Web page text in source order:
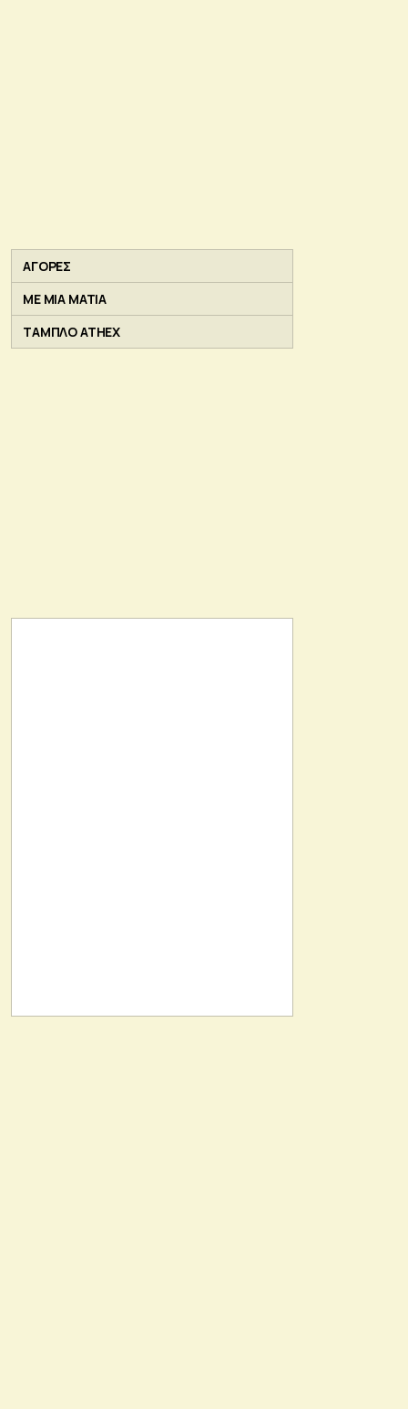
ΑΓΟΡΕΣ
ΜΕ ΜΙΑ ΜΑΤΙΑ
ΤΑΜΠΛΟ ATHEX